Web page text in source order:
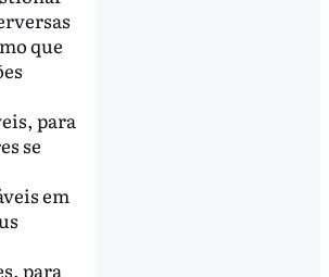
que
para
se
em
para